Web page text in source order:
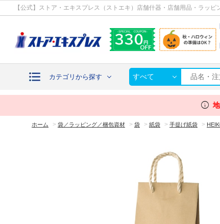
【公式】ストア・エキスプレス（ストエキ）店舗什器・店舗用品・ラッピ
カテゴリから探す すべて
info
ホーム > 袋／ラッピング／梱包資材 > 袋 > 紙袋 > 手提げ紙袋 >